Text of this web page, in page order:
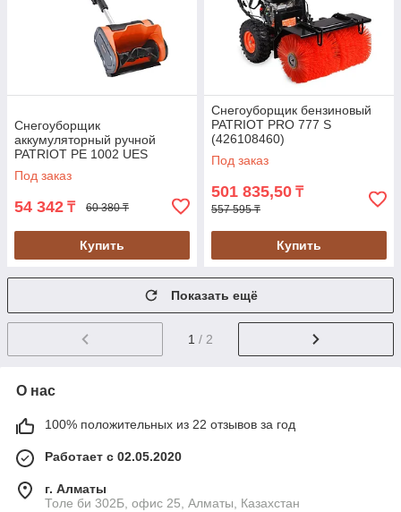
Снегоуборщик
аккумуляторный ручной
PATRIOT PE 1002 UES
(426302212)
Под заказ
54 342 ₸ 60 380 ₸
Купить
Снегоуборщик бензиновый
PATRIOT PRO 777 S
(426108460)
Под заказ
501 835,50 ₸
557 595 ₸
Купить
Показать ещё
1 / 2
О нас
100% положительных из 22 отзывов за год
Работает с 02.05.2020
г. Алматы
Толе би 302Б, офис 25, Алматы, Казахстан